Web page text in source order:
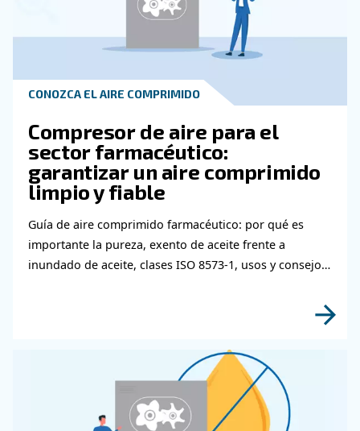
Obtenga más información
temas relacionados con la
metalurgia